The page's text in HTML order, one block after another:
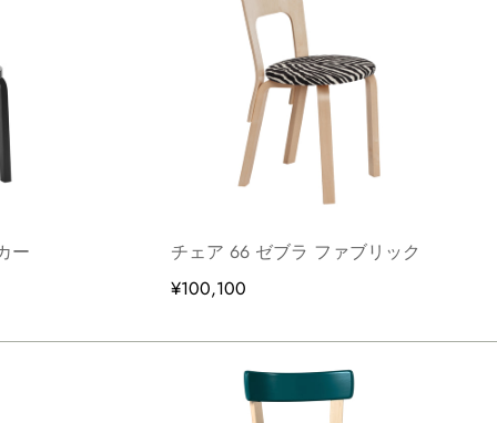
ー
チェア 66 ゼブラ ファブリック
¥100,100